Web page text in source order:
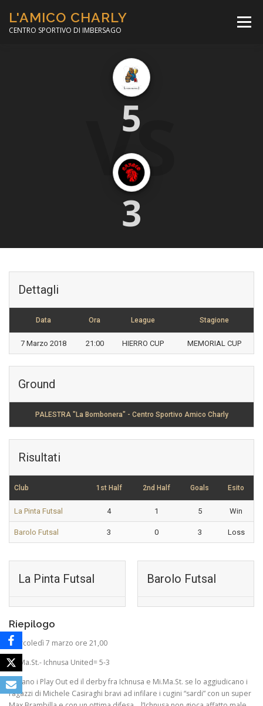
contenuto
L'AMICO CHARLY
CENTRO SPORTIVO DI IMBERSAGO
Menù
CORSO CALCIO A 5
MINIBASKET
VS
5
3
Dettagli
Data Ora League Stagione
7 Marzo 2018 21:00 HIERRO CUP MEMORIAL CUP
Ground
PALESTRA "La Bombonera" - Centro Sportivo Amico Charly
Risultati
Club 1st Half 2nd Half Goals Esito
La Pinta Futsal 4 1 5 Win
Barolo Futsal 3 0 3 Loss
La Pinta Futsal Barolo Futsal
Riepilogo
Mercoledì 7 marzo ore 21,00
Mi.Ma.St.- Ichnusa United= 5-3
Iniziano i Play Out ed il derby fra Ichnusa e Mi.Ma.St. se lo aggiudicano i
ragazzi di Michele Casiraghi bravi ad infilare i cugini “sardi” con un super